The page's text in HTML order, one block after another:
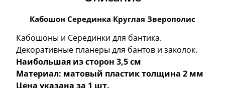
Кабошон Серединка Круглая Зверополис
Кабошоны и Серединки для бантика.
Декоративные планеры для бантов и заколок.
Наибольшая из сторон 3,5 см
Материал: матовый пластик толщина 2 мм
Цена указана за 1 шт.